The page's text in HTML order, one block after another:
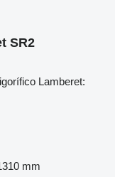
SR2
Lamberet:
mm